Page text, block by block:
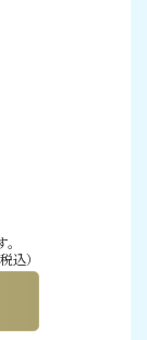
税込）